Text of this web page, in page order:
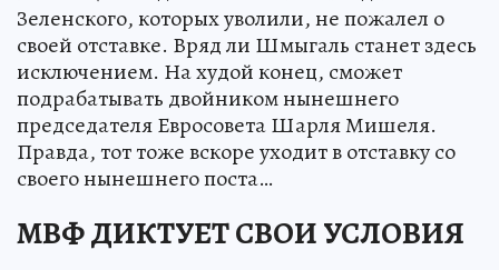
Зеленского, которых уволили, не пожалел о
своей отставке. Вряд ли Шмыгаль станет здесь
исключением. На худой конец, сможет
подрабатывать двойником нынешнего
председателя Евросовета Шарля Мишеля.
Правда, тот тоже вскоре уходит в отставку со
своего нынешнего поста…
МВФ ДИКТУЕТ СВОИ УСЛОВИЯ